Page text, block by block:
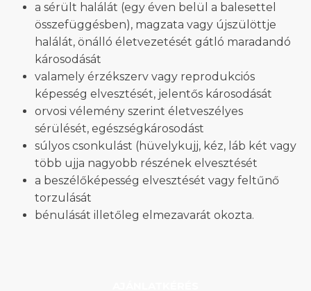
a sérült halálát (egy éven belül a balesettel
összefüggésben), magzata vagy újszülöttje
halálát, önálló életvezetését gátló maradandó
károsodását
valamely érzékszerv vagy reprodukciós
képesség elvesztését, jelentős károsodását
orvosi vélemény szerint életveszélyes
sérülését, egészségkárosodást
súlyos csonkulást (hüvelykujj, kéz, láb két vagy
több ujja nagyobb részének elvesztését
a beszélőképesség elvesztését vagy feltűnő
torzulását
bénulását illetőleg elmezavarát okozta.